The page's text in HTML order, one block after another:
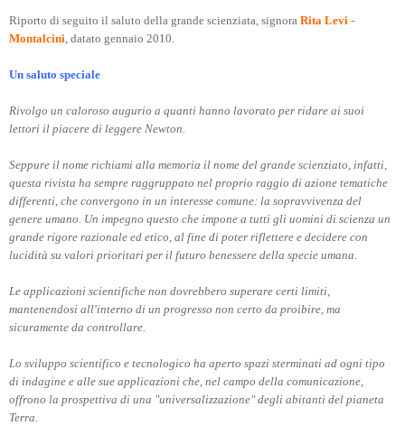
Riporto di seguito il saluto della grande scienziata, signora Rita Levi -
Montalcini , datato gennaio 2010.
Un saluto speciale
Rivolgo un caloroso augurio a quanti hanno lavorato per ridare ai suoi
lettori il piacere di leggere Newton.
Seppure il nome richiami alla memoria il nome del grande scienziato, infatti,
questa rivista ha sempre raggruppato nel proprio raggio di azione tematiche
differenti, che convergono in un interesse comune: la sopravvivenza del
genere umano. Un impegno questo che impone a tutti gli uomini di scienza un
grande rigore razionale ed etico, al fine di poter riflettere e decidere con
lucidità su valori prioritari per il futuro benessere della specie umana.
Le applicazioni scientifiche non dovrebbero superare certi limiti,
mantenendosi all'interno di un progresso non certo da proibire, ma
sicuramente da controllare.
Lo sviluppo scientifico e tecnologico ha aperto spazi sterminati ad ogni tipo
di indagine e alle sue applicazioni che, nel campo della comunicazione,
offrono la prospettiva di una "universalizzazione" degli abitanti del pianeta
Terra.